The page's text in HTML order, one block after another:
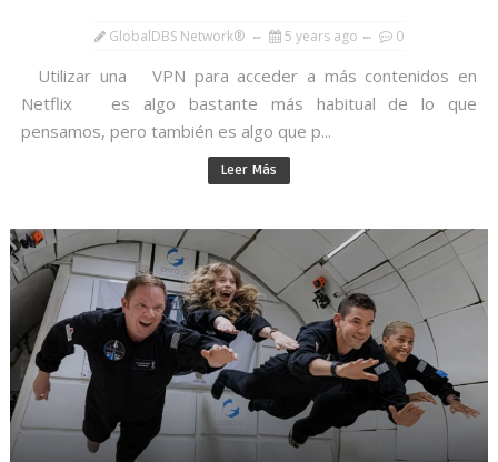
GlobalDBS Network® 5 years ago 0
Utilizar una VPN para acceder a más contenidos en
Netflix es algo bastante más habitual de lo que
pensamos, pero también es algo que p...
Leer Más